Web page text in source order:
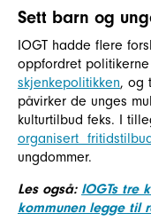
Sett barn og
IOGT hadde flere
oppfordret
skjenkepolitikken, og
påvirker de unges
kulturtilbud feks. I
organisert
ungdommer.
Les også: IOGTs tre
kommunen legge til